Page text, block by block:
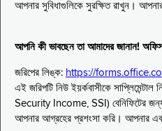
আপনার সুবিধাগুলিকে সুরক্ষিত রাখুন।
আপনি কী ভাবছেন তা আমাদের জানান!
জরিপের লিঙ্ক: https://
এই জরিপটি নিউ ইয়র্কবাসীকে
Security Income, SSI) বেনিফিটের জন্য
আপনার আগ্রহের প্রশংসা করি। আপনার